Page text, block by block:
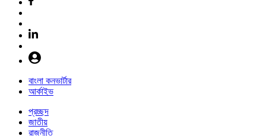
বাংলা কনভার্টার
আর্কাইভ
প্রচ্ছদ
জাতীয়
রাজনীতি